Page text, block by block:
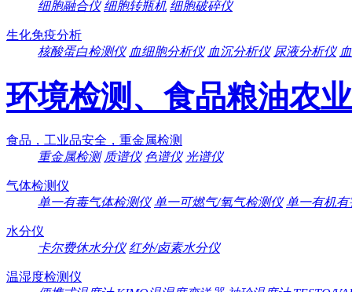
细胞融合仪 细胞转瓶机 细胞破碎仪
生化免疫分析
核酸蛋白检测仪 血细胞分析仪 血沉分析仪 尿液分析仪
环境检测、食品粮油农
食品，工业品安全，重金属检测
重金属检测 质谱仪 色谱仪 光谱仪
气体检测仪
单一有毒气体检测仪 单一可燃气/氧气检测仪 单一有机
水分仪
卡尔费休水分仪 红外/卤素水分仪
温湿度检测仪